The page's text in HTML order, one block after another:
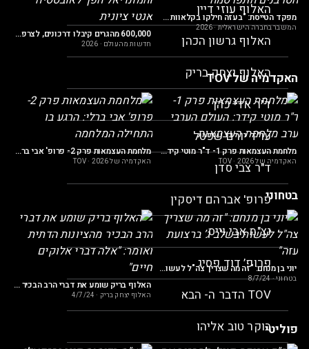
האלוף עוזי דיין
האלוף גרשון הכהן
האלוף יצחק בריק
ד"ר אדי כהן
עו"ד יורם שפטל
ד"ר צבי סדן
פרופ' אברהם דיסקין
נצ"מ אבי וייס
פרופ’ דוד פסיג
TOV הדבר ה- הבא
בוקר טוב אליהו
מפקד הטייסת: "בעזה חילקו בקלאוות כשעצומת הטייסים הסרבנים התפרסמה"
המשבר בחברה הישראלית·
2026 600,000 מהגרים קיבלו דרכונים, לצרפתים אין מזגן והמונדיאל הפך לאובססיה אנטי ציונית
חדשות מהעולם ·
2026
האקדמיה של TOV
מלחמת העצמאות פרק 1- ד"ר מוטי קידר: העולם הערבי ערב מלחמת העצמאות
האקדמיה של TOV · 2026
מלחמת העצמאות פרק 2- פרופ' אבי ברלי: הרגע בו התחילה המלחמה
האקדמיה של TOV · 2026
בטחוני
יוני בן מנחם: "זה מה שצריך צה"ל לעשות בשלב ג’ ברצועת עזה"
בטחוני·
8/7/24 האלוף בריק שומע את דברי הרב הבכיר מהציונות הדתית ואומר: "אלה דברי אלוקים חיים"
האלוף יצחק בריק ·
4/7/24
פוליטי